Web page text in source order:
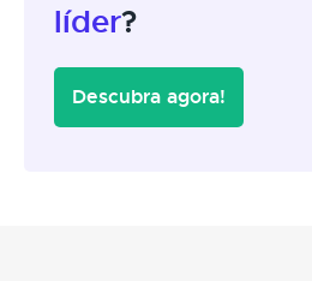
líder?
Descubra agora!